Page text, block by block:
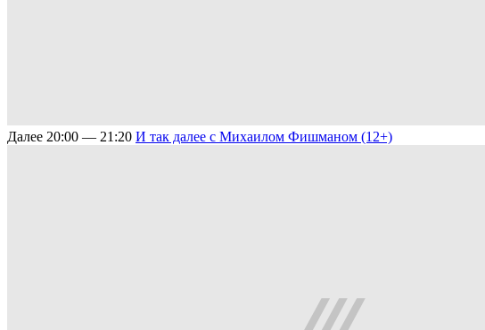
Далее 20:00 — 21:20 И так далее с Михаилом Фишманом (12+)